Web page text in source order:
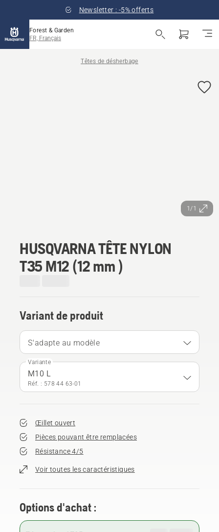
Newsletter : -5% offerts
Forest & Garden
FR, Français
Têtes de désherbage
1/1
HUSQVARNA TÊTE NYLON
T35 M12 (12 mm )
Variant de produit
S'adapte au modèle
Variante
M10 L
Réf. : 578 44 63‑01
Œillet ouvert
Pièces pouvant être remplacées
Résistance 4/5
Voir toutes les caractéristiques
Options d'achat :